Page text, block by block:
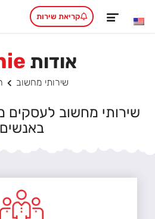
קריאת שירות
אודות
שירותי מחשוב
שירותי מחשוב לעסקים
באנשים